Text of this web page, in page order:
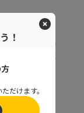
の刷新が進
防ぐポ...
株式会社
！
だけます。